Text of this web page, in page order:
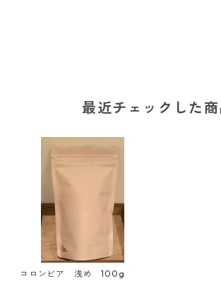
最近チェックした商
コロンビア 浅め 100g